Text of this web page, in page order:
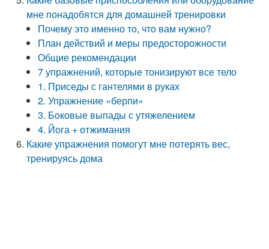
мне понадобятся для домашней тренировки
Почему это именно то, что вам нужно?
План действий и меры предосторожности
Общие рекомендации
7 упражнений, которые тонизируют все тело
1. Приседы с гантелями в руках
2. Упражнение «берпи»
3. Боковые выпады с утяжелением
4. Йога + отжимания
Какие упражнения помогут мне потерять вес,
тренируясь дома